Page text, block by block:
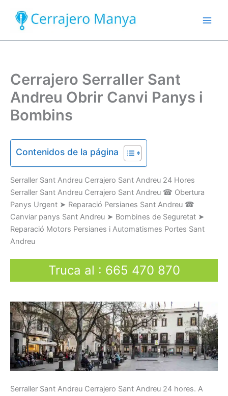
contenido
Cerrajero Serraller Sant
Andreu Obrir Canvi Panys i
Bombins
Contenidos de la página
Serraller Sant Andreu Cerrajero Sant Andreu 24 Hores
Serraller Sant Andreu Cerrajero Sant Andreu ☎ Obertura
Panys Urgent ➤ Reparació Persianes Sant Andreu ☎
Canviar panys Sant Andreu ➤ Bombines de Seguretat ➤
Reparació Motors Persianes i Automatismes Portes Sant
Andreu
Truca al : 665 470 870
Serraller Sant Andreu Cerrajero Sant Andreu 24 hores. A